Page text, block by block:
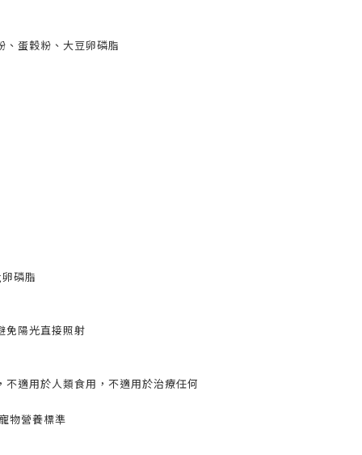
、蛋穀粉、大豆卵磷脂
磷脂
免陽光直接照射
不適用於人類食用，不適用於治療任何
物營養標準